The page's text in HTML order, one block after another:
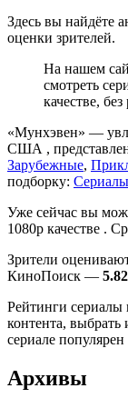
Здесь вы найдёте
оценки зрителей.
На нашем
смотреть
качестве,
«Мунхэвен» —
США ,
Зарубежные,
подборку:
Уже сейчас вы
1080p качестве .
Зрители
КиноПоиск — 5.82
Рейтинги сериалы
контента, выбрать
сериале
Архивы